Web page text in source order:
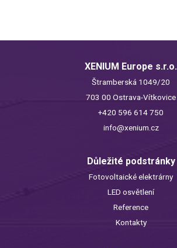
XENIUM Europe s.r.o.
Štramberská 1049/20
703 00 Ostrava-Vítkovice
+420 596 614 750
info@xenium.cz
Důležité podstránky
Fotovoltaické elektrárny
LED osvětlení
Reference
Kontakty